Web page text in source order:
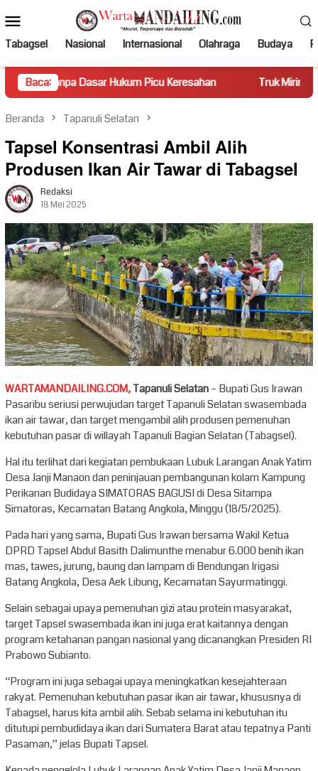
ke
kontenMobile
Tabagsel Nasional Internasional Olahraga Budaya
Baca:
Hukum Picu Keresahan Truk Miring Hambat Arus
Beranda Tapanuli Selatan
Tapsel Konsentrasi Ambil Alih
Produsen Ikan Air Tawar di Tabagsel
Redaksi
18 Mei 2025
WARTAMANDAILING.COM,Tapanuli Selatan– Bupati Gus Irawan
Pasaribu seriusi perwujudan target Tapanuli Selatan swasembada
ikan air tawar, dan target mengambil alih produsen pemenuhan
kebutuhan pasar di willayah Tapanuli Bagian Selatan (Tabagsel).
Hal itu terlihat dari kegiatan pembukaan Lubuk Larangan Anak Yatim
Desa Janji Manaon dan peninjauan pembangunan kolam Kampung
Perikanan Budidaya SIMATORAS BAGUSI di Desa Sitampa
Simatoras, Kecamatan Batang Angkola, Minggu (18/5/2025).
Pada hari yang sama, Bupati Gus Irawan bersama Wakil Ketua
DPRD Tapsel Abdul Basith Dalimunthe menabur 6.000 benih ikan
mas, tawes, jurung, baung dan lampam di Bendungan Irigasi
Batang Angkola, Desa Aek Libung, Kecamatan Sayurmatinggi.
Selain sebagai upaya pemenuhan gizi atau protein masyarakat,
target Tapsel swasembada ikan ini juga erat kaitannya dengan
program ketahanan pangan nasional yang dicanangkan Presiden RI
Prabowo Subianto.
“Program ini juga sebagai upaya meningkatkan kesejahteraan
rakyat. Pemenuhan kebutuhan pasar ikan air tawar, khususnya di
Tabagsel, harus kita ambil alih. Sebab selama ini kebutuhan itu
ditutupi pembudidaya ikan dari Sumatera Barat atau tepatnya Panti
Pasaman,” jelas Bupati Tapsel.